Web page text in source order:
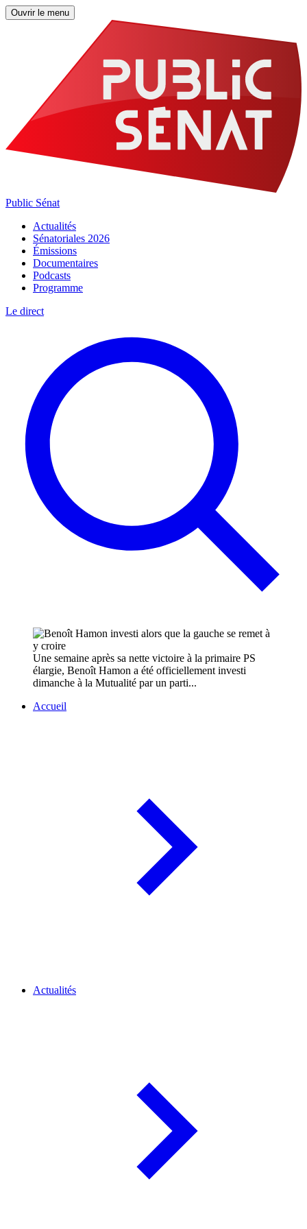
Ouvrir le menu
Public Sénat
Actualités
Sénatoriales 2026
Émissions
Documentaires
Podcasts
Programme
Le direct
Une semaine après sa nette victoire à la primaire PS
élargie, Benoît Hamon a été officiellement investi
dimanche à la Mutualité par un parti...
Accueil
Actualités